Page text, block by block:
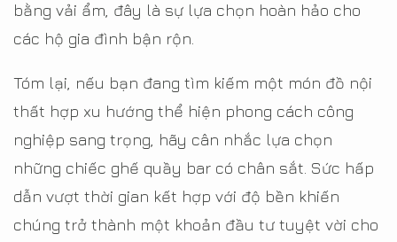
bằng vải ẩm, đây là sự lựa chọn hoàn hảo cho
các hộ gia đình bận rộn.
Tóm lại, nếu bạn đang tìm kiếm một món đồ nội
thất hợp xu hướng thể hiện phong cách công
nghiệp sang trọng, hãy cân nhắc lựa chọn
những chiếc ghế quầy bar có chân sắt. Sức hấp
dẫn vượt thời gian kết hợp với độ bền khiến
chúng trở thành một khoản đầu tư tuyệt vời cho